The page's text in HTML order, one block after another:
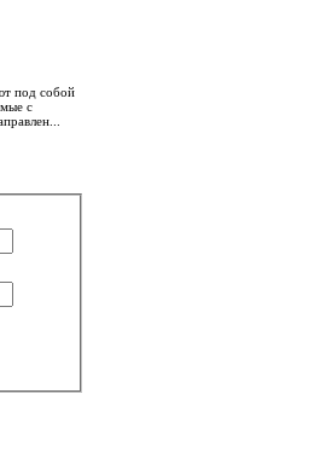
под собой
с